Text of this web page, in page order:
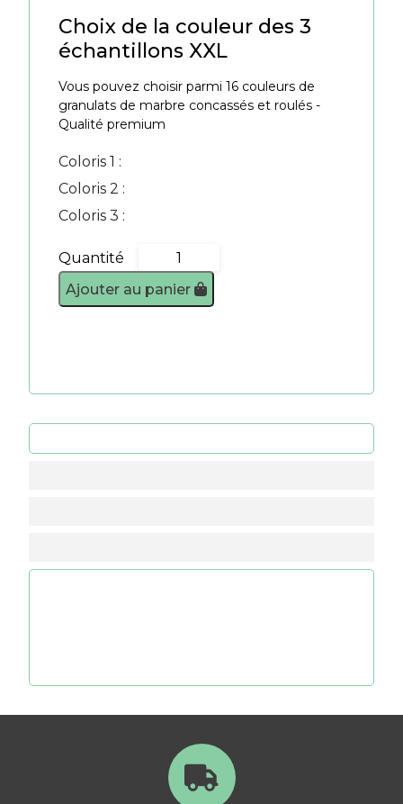
Choix de la couleur des 3
échantillons XXL
Vous pouvez choisir parmi 16 couleurs de
granulats de marbre concassés et roulés -
Qualité premium
Coloris 1 :
Coloris 2 :
Coloris 3 :
quantité
de
Pack
Quantité
Ajouter au panier